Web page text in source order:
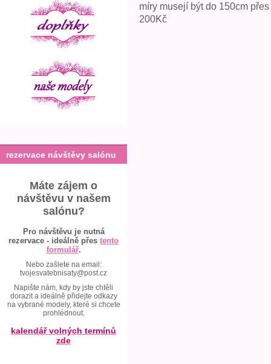
rezervace návštěvy salónu
Máte zájem o
návštěvu v našem
salónu?
Pro návštěvu je nutná
rezervace - ideálně přes tento
formulář.
Nebo zašlete na email:
tvojesvatebnisaty@post.cz
Napište nám, kdy by jste chtěli
dorazit a ideálně přidejte odkazy
na vybrané modely, které si chcete
prohlédnout.
kalendář volných termínů
zde
míry musejí být do 150cm
200Kč